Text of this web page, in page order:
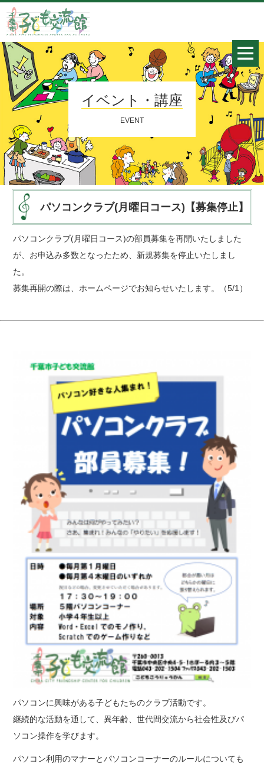
イベント・講座
EVENT
パソコンクラブ(月曜日コース)【募集停止】
パソコンクラブ(月曜日コース)の部員募集を再開いたしました
が、お申込み多数となったため、新規募集を停止いたしまし
た。
募集再開の際は、ホームページでお知らせいたします。（5/1）
パソコンに興味がある子どもたちのクラブ活動です。
継続的な活動を通して、異年齢、世代間交流から社会性及びパ
ソコン操作を学びます。
パソコン利用のマナーとパソコンコーナーのルールについても